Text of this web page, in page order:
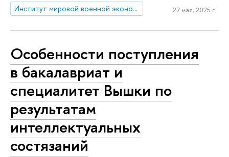
Институт мировой военной экономики и стратегии
27 мая, 2025 г.
Особенности поступления
в бакалавриат и
специалитет Вышки по
результатам
интеллектуальных
состязаний